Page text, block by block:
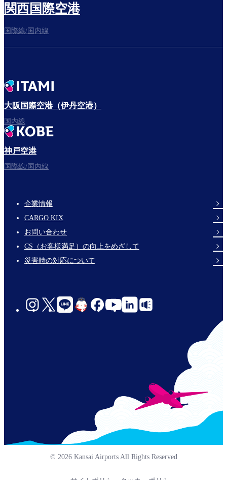
関西国際空港
国際線/国内線
大阪国際空港（伊丹空港）
国内線
神戸空港
国際線/国内線
Footer
Links
企業情報
CARGO KIX
お問い合わせ
CS（お客様満足）の向上をめざして
災害時の対応について
social-
© 2026 Kansai Airports All Rights Reserved